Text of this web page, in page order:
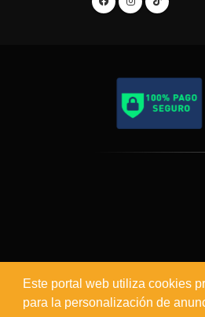
Este portal web utiliza cookies
para la personalización de